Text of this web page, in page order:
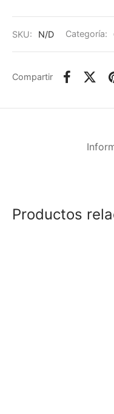
SKU: N/D Categoría:
Compartir
Productos